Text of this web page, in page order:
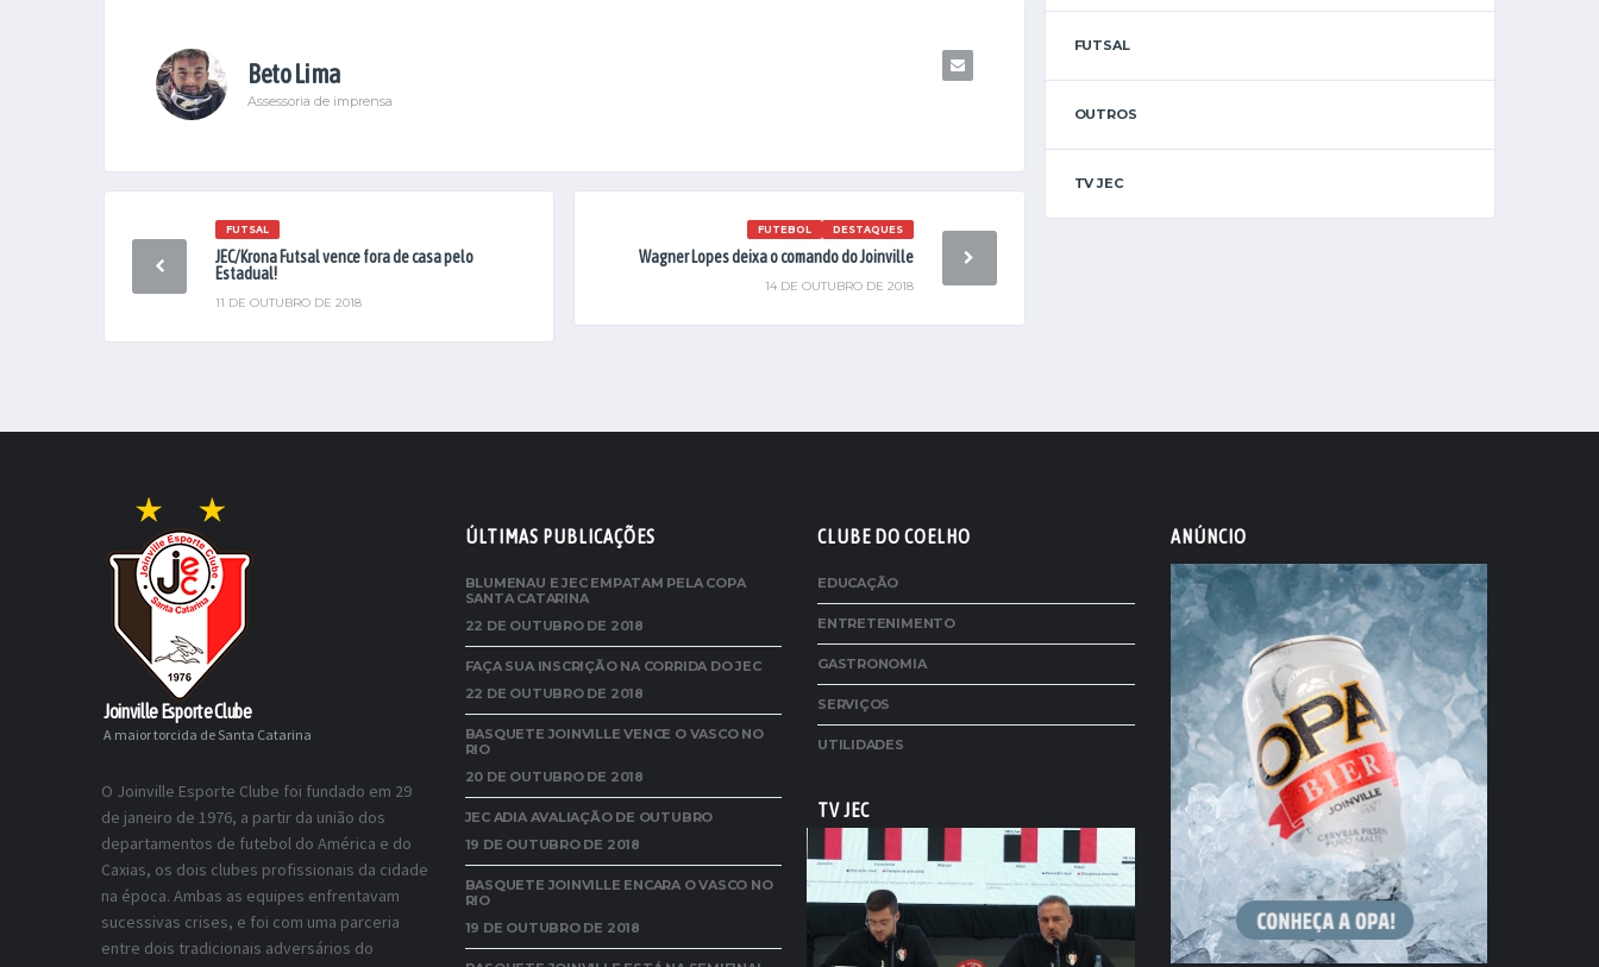
Beto Lima
Assessoria de imprensa
FUTSAL
JEC/Krona Futsal vence fora de casa pelo
Estadual!
11 DE OUTUBRO DE 2018
DESTAQUES
FUTEBOL
Wagner Lopes deixa o comando do Joinville
14 DE OUTUBRO DE 2018
FUTSAL
OUTROS
TV JEC
Joinville Esporte Clube
A maior torcida de Santa Catarina
O Joinville Esporte Clube foi fundado em 29
de janeiro de 1976, a partir da união dos
departamentos de futebol do América e do
Caxias, os dois clubes profissionais da cidade
na época. Ambas as equipes enfrentavam
sucessivas crises, e foi com uma parceria
entre dois tradicionais adversários do
ÚLTIMAS PUBLICAÇÕES
BLUMENAU E JEC EMPATAM PELA COPA
SANTA CATARINA
22 DE OUTUBRO DE 2018
FAÇA SUA INSCRIÇÃO NA CORRIDA DO JEC
22 DE OUTUBRO DE 2018
BASQUETE JOINVILLE VENCE O VASCO NO
RIO
20 DE OUTUBRO DE 2018
JEC ADIA AVALIAÇÃO DE OUTUBRO
19 DE OUTUBRO DE 2018
BASQUETE JOINVILLE ENCARA O VASCO NO
RIO
19 DE OUTUBRO DE 2018
CLUBE DO COELHO
EDUCAÇÃO
ENTRETENIMENTO
GASTRONOMIA
SERVIÇOS
UTILIDADES
TV JEC
ANÚNCIO